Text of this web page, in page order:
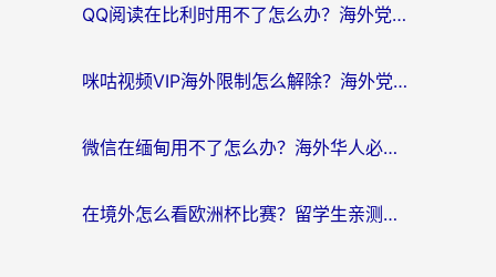
QQ阅读在比利时用不了怎么办？海外党亲测的跨区上网解决方案
咪咕视频VIP海外限制怎么解除？海外党亲测有效的回国加速方案
微信在缅甸用不了怎么办？海外华人必看的回国加速全攻略
在境外怎么看欧洲杯比赛？留学生亲测：用对回国加速器就能解决